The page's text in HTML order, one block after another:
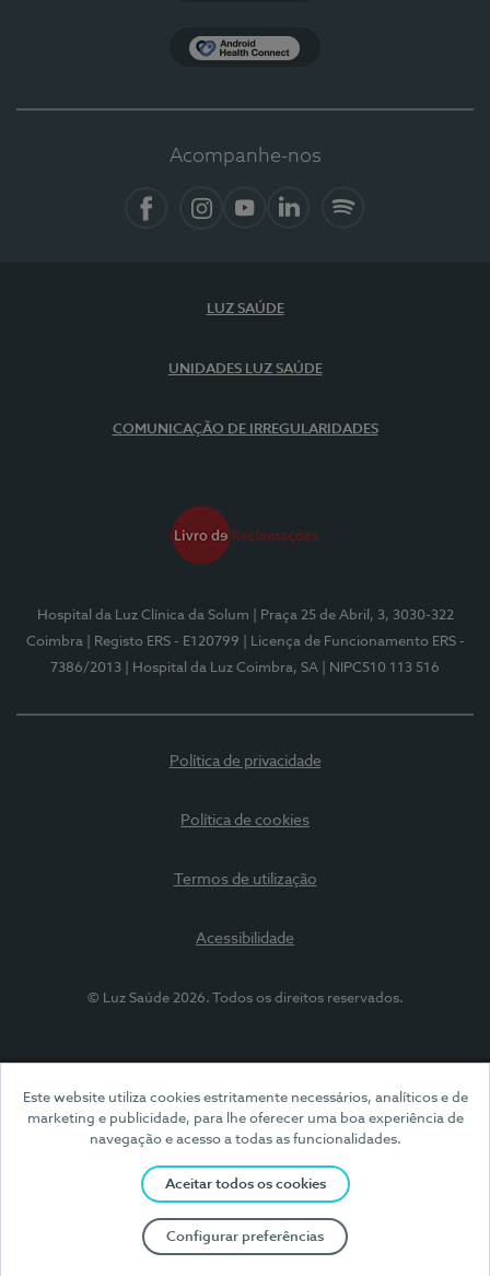
Este website utiliza cookies estritamente necessários, analíticos e de
marketing e publicidade, para lhe oferecer uma boa experiência de
navegação e acesso a todas as funcionalidades.
Aceitar todos os cookies
Configurar preferências
Acompanhe-nos
LUZ SAÚDE
UNIDADES LUZ SAÚDE
COMUNICAÇÃO DE IRREGULARIDADES
Hospital da Luz Clínica da Solum
| Praça 25 de Abril, 3, 3030-322
Coimbra
| Registo ERS - E120799
| Licença de Funcionamento ERS -
7386/2013
| Hospital da Luz Coimbra, SA | NIPC510 113 516
Política de privacidade
Política de cookies
Termos de utilização
Acessibilidade
© Luz Saúde 2026. Todos os direitos reservados.